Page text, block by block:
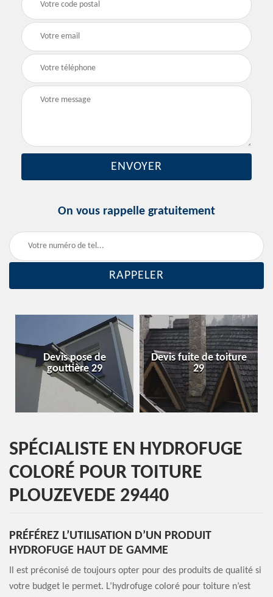
On vous rappelle gratuitement
pose de
29
Devis fuite de toiture
29
SPÉCIALISTE EN HYDROFUGE
COLORÉ POUR TOITURE
PLOUZEVEDE 29440
PRÉFÉREZ L’UTILISATION D’UN PRODUIT
HYDROFUGE HAUT DE GAMME
Il est préconisé de toujours opter pour des produits de qualité si
votre budget le permet. L’hydrofuge coloré pour toiture n’est